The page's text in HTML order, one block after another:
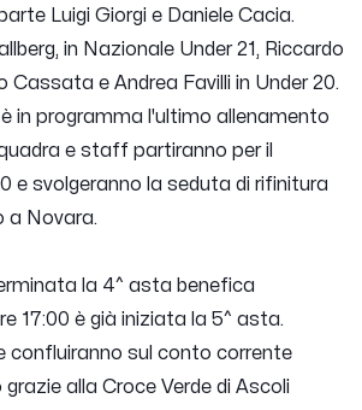
Luigi Giorgi e Daniele Cacia.
in Nazionale Under 21, Riccardo
Cassata e Andrea Favilli in Under 20.
è in programma l'ultimo allenamento
e staff partiranno per il
e svolgeranno la seduta di rifinitura
a Novara.
la 4^ asta benefica
17:00 è già iniziata la 5^ asta.
confluiranno sul conto corrente
alla Croce Verde di Ascoli